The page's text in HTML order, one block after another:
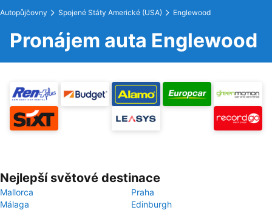
Autopůjčovny Spojené Státy Americké (USA) Englewood
Pronájem auta Englewood
Nejlepší světové destinace
Mallorca
Praha
Málaga
Edinburgh